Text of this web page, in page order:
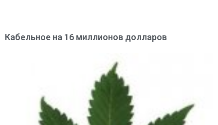
Кабельное на 16 миллионов долларов